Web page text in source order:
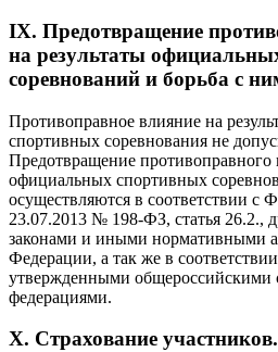
IX. Предотвращение
на результаты
соревнований и борьба с
Противоправное влияние на
спортивных соревнования не
Предотвращение противоправного
официальных спортивных
осуществляются в соответствии с
23.07.2013 № 198-ФЗ, статья 26.2.,
законами и иными нормативными
Федерации, а так же в
утвержденными общероссийскими
федерациями.
X. Страхование участников.